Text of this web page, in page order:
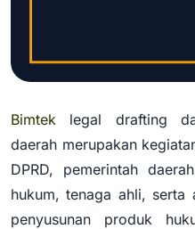
Bimtek
Pembentukan
Bimtek
legal drafting
daerah merupakan
DPRD, pemerintah
hukum, tenaga ahli, serta
penyusunan produk